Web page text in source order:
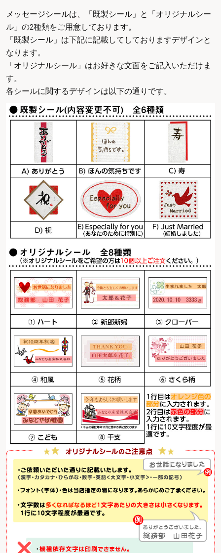
メッセージシールは、「既製シール」と「オリジナルシー
ル」の2種類をご用意しております。
「既製シール」は下記に記載してしておりますデザインと
なります。
「オリジナルシール」はお好きな文面をご記入いただけま
す。
各シールに関するデザインは以下の通りです。